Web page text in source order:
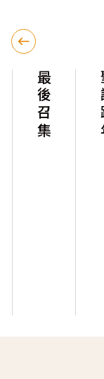
最後召集 聖